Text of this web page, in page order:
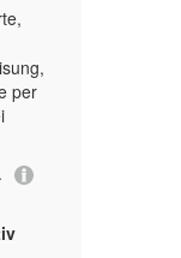
per